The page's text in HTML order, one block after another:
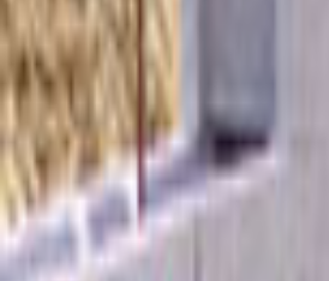
Tüm Hizmetler